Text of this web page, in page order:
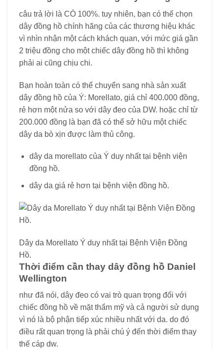
câu trả lời là CÓ 100%. tuy nhiên, bạn có thể chọn
dây đồng hồ chính hãng của các thương hiệu khác
vì nhìn nhận một cách khách quan, với mức giá gần
2 triệu đồng cho một chiếc dây đồng hồ thì không
phải ai cũng chịu chi.
Bạn hoàn toàn có thể chuyển sang nhà sản xuất
dây đồng hồ của Ý: Morellato, giá chỉ 400.000 đồng,
rẻ hơn một nửa so với dây đeo của DW. hoặc chỉ từ
200.000 đồng là bạn đã có thể sở hữu một chiếc
dây da bò xịn được làm thủ công.
dây da morellato của Ý duy nhất tại bệnh viện
đồng hồ.
dây da giá rẻ hơn tại bệnh viện đồng hồ.
Dây da Morellato Ý duy nhất tại Bệnh Viện Đồng
Hồ.
Thời điểm cần thay dây đồng hồ Daniel
Wellington
như đã nói, dây đeo có vai trò quan trọng đối với
chiếc đồng hồ về mặt thẩm mỹ và cả người sử dụng
vì nó là bộ phận tiếp xúc nhiều nhất với da. do đó
điều rất quan trọng là phải chú ý đến thời điểm thay
thế cáp dw.